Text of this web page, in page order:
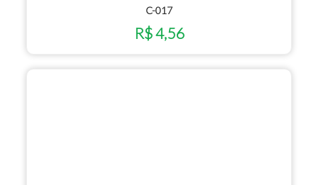
C-017
R$ 4,56